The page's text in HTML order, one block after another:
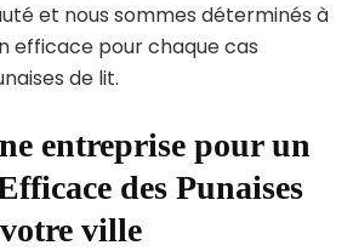
et nous sommes déterminés à
efficace pour chaque cas
de lit.
entreprise pour un
des Punaises
ville